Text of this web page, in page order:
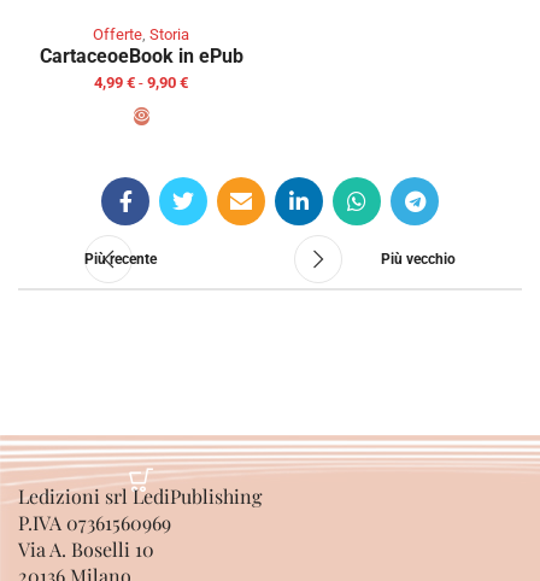
Offerte, Storia
CartaceoeBook in ePub
4,99 € - 9,90 €
Più recente Più vecchio
Ledizioni srl LediPublishing
P.IVA 07361560969
Via A. Boselli 10
20136 Milano